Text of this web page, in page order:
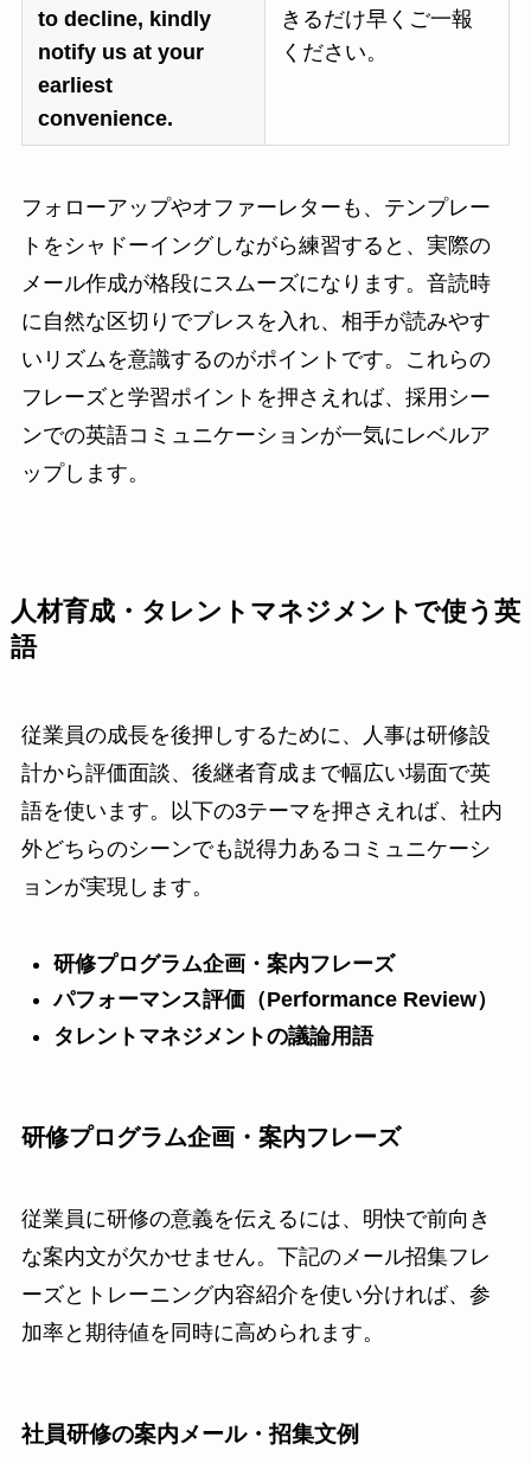
to decline, kindly
notify us at your
earliest
convenience.
きるだけ早くご一報
ください。
フォローアップやオファーレターも、テンプレー
トをシャドーイングしながら練習すると、実際の
メール作成が格段にスムーズになります。音読時
に自然な区切りでブレスを入れ、相手が読みやす
いリズムを意識するのがポイントです。これらの
フレーズと学習ポイントを押さえれば、採用シー
ンでの英語コミュニケーションが一気にレベルア
ップします。
人材育成・タレントマネジメントで使う英
語
従業員の成長を後押しするために、人事は研修設
計から評価面談、後継者育成まで幅広い場面で英
語を使います。以下の3テーマを押さえれば、社内
外どちらのシーンでも説得力あるコミュニケーシ
ョンが実現します。
研修プログラム企画・案内フレーズ
パフォーマンス評価（Performance Review）
タレントマネジメントの議論用語
研修プログラム企画・案内フレーズ
従業員に研修の意義を伝えるには、明快で前向き
な案内文が欠かせません。下記のメール招集フレ
ーズとトレーニング内容紹介を使い分ければ、参
加率と期待値を同時に高められます。
社員研修の案内メール・招集文例